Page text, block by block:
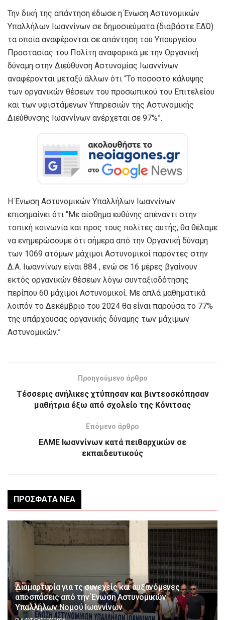
Την δική της απάντηση έδωσε η Ένωση Αστυνομικών
Υπαλλήλων Ιωαννίνων σε δημοσιεύματα (διαβάστε ΕΔΏ)
τα οποία αναφέρονται σε απάντηση του Υπουργείου
Προστασίας του Πολίτη αναφορικά με την Οργανική
δύναμη στην Διεύθυνση Αστυνομίας Ιωαννίνων
αναφέρονται μεταξύ άλλων ότι “Το ποσοστό κάλυψης
των οργανικών θέσεων του προσωπικού του Επιτελείου
και των υφιστάμενων Υπηρεσιών της Αστυνομικής
Διεύθυνσης Ιωαννίνων ανέρχεται σε 97%”.
Η Ένωση Αστυνομικών Υπαλλήλων Ιωαννίνων
επισημαίνει ότι “Με αίσθημα ευθύνης απέναντι στην
τοπική κοινωνία και προς τους πολίτες αυτής, θα θέλαμε
να ενημερώσουμε ότι σήμερα από την Οργανική δύναμη
των 1069 ατόμων μάχιμοι Αστυνομικοί παρόντες στην
Δ.Α. Ιωαννίνων είναι 884 , ενώ σε 16 μέρες βγαίνουν
εκτός οργανικών θέσεων λόγω συνταξιοδότησης
περίπου 60 μάχιμοι Αστυνομικοί. Με απλά μαθηματικά
λοιπόν το Δεκέμβριο του 2024 θα είναι παρούσα το 77%
της υπάρχουσας οργανικής δύναμης των μάχιμων
Αστυνομικών.”
Προηγούμενο άρθρο
Τέσσερις ανήλικες χτύπησαν και βιντεοσκόπησαν
μαθήτρια έξω από σχολείο της Κόνιτσας
Επόμενο άρθρο
ΕΛΜΕ Ιωαννίνων κατά πειθαρχικών σε
εκπαιδευτικούς
ΠΡΌΣΦΑΤΑ ΝΈΑ
Διαμαρτυρία για τς συνεχείς και αυξανόμενες
αποσπάσεις από την Ένωση Αστυνομικών
Υπαλλήλων Νομού Ιωαννίνων